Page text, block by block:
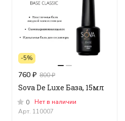
-5%
760 ₽ 800 ₽
Sova De Luxe База, 15мл
0
Нет в наличии
Арт. 110007